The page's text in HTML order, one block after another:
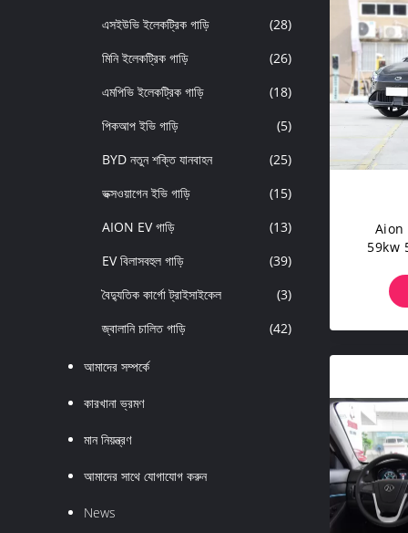
এসইউভি ইলেকট্রিক গাড়ি
(28)
মিনি ইলেকট্রিক গাড়ি
(26)
এমপিভি ইলেকট্রিক গাড়ি
(18)
পিকআপ ইভি গাড়ি
(5)
BYD নতুন শক্তি যানবাহন
(25)
ভক্সওয়াগেন ইভি গাড়ি
(15)
AION EV গাড়ি
(13)
EV বিলাসবহুল গাড়ি
(39)
বৈদ্যুতিক কার্গো ট্রাইসাইকেল
(3)
জ্বালানি চালিত গাড়ি
(42)
আমাদের সম্পর্কে
কারখানা ভ্রমণ
মান নিয়ন্ত্রণ
আমাদের সাথে যোগাযোগ করুন
News
Aion
59kw